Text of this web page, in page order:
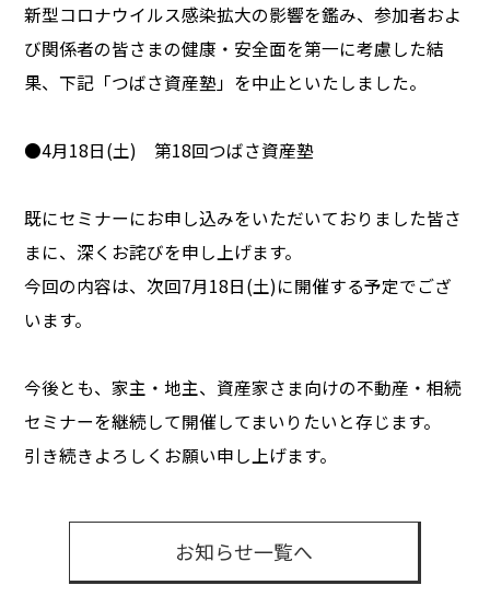
新型コロナウイルス感染拡大の影響を鑑み、参加者およ
び関係者の皆さまの健康・安全面を第一に考慮した結
果、下記「つばさ資産塾」を中止といたしました。
●4月18日(土) 第18回つばさ資産塾
既にセミナーにお申し込みをいただいておりました皆さ
まに、深くお詫びを申し上げます。
今回の内容は、次回7月18日(土)に開催する予定でござ
います。
今後とも、家主・地主、資産家さま向けの不動産・相続
セミナーを継続して開催してまいりたいと存じます。
引き続きよろしくお願い申し上げます。
お知らせ一覧へ